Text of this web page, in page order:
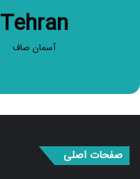
Tehran
آسمان صاف
صفحه اصلی